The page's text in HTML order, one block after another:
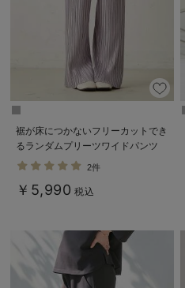
裾が床につかないフリーカットでき
るランダムプリーツワイドパンツ
マタニティ・産後【出産後も長く使
2件
￥5,990 税込